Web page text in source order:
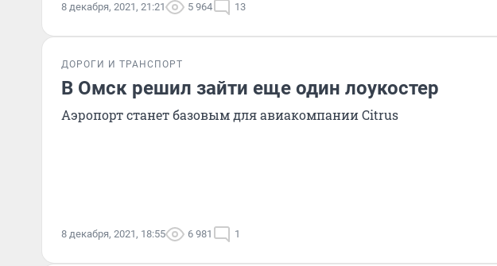
8 декабря, 2021, 21:21 5 964 13
ДОРОГИ И ТРАНСПОРТ
В Омск решил зайти еще один лоукостер
Аэропорт станет базовым для авиакомпании Citrus
8 декабря, 2021, 18:55 6 981 1